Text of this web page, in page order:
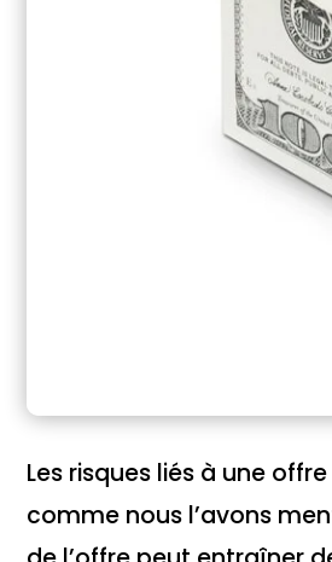
Les risques liés à une
comme nous l’avons